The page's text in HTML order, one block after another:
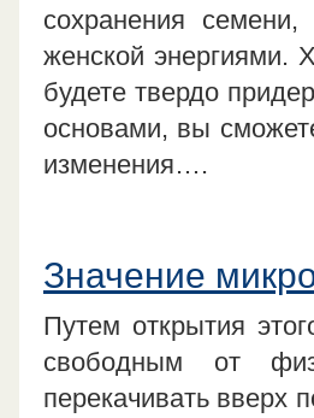
сохранения
женской энергиями.
будете твердо
основами, вы
изменения….
Значение
Путем открытия
свободным от
перекачивать вверх